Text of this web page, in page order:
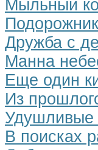
Мыльный
Дружба с
Манна
Еще один
Из
Удушливые
В поисках